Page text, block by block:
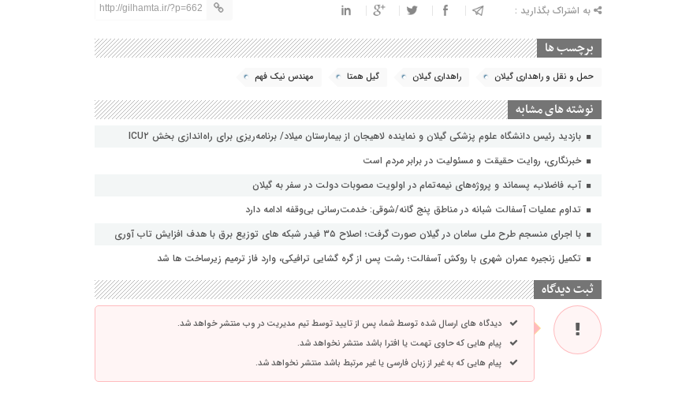
به اشتراک بگذارید : http://gilhamta.ir/?p=662
برچسب ها
حمل و نقل و راهداری گیلان راهداری گیلان گیل همتا مهندس نیک فهم
نوشته های مشابه
بازدید رئیس دانشگاه علوم پزشکی گیلان و نماینده لاهیجان از بیمارستان میلاد/ برنامه‌ریزی برای راه‌اندازی بخش ICU۲
خبرنگاری، روایت حقیقت و مسئولیت‌ در برابر مردم است
آب، فاضلاب، پسماند و پروژه‌های نیمه‌تمام در اولویت مصوبات دولت در سفر به گیلان
تداوم عملیات آسفالت‌ شبانه در مناطق پنج گانه/شوقی: خدمت‌رسانی بی‌وقفه ادامه دارد
با اجرای منسجم طرح ملی سامان در گیلان صورت گرفت؛ اصلاح ۳۵ فیدر شبکه های توزیع برق با هدف افزایش تاب آوری
تکمیل زنجیره عمران شهری با روکش آسفالت؛ رشت پس از گره گشایی ترافیکی، وارد فاز ترمیم زیرساخت ها شد
ثبت دیدگاه
دیدگاه های ارسال شده توسط شما، پس از تایید توسط تیم مدیریت در وب منتشر خواهد شد.
پیام هایی که حاوی تهمت یا افترا باشد منتشر نخواهد شد.
پیام هایی که به غیر از زبان فارسی یا غیر مرتبط باشد منتشر نخواهد شد.